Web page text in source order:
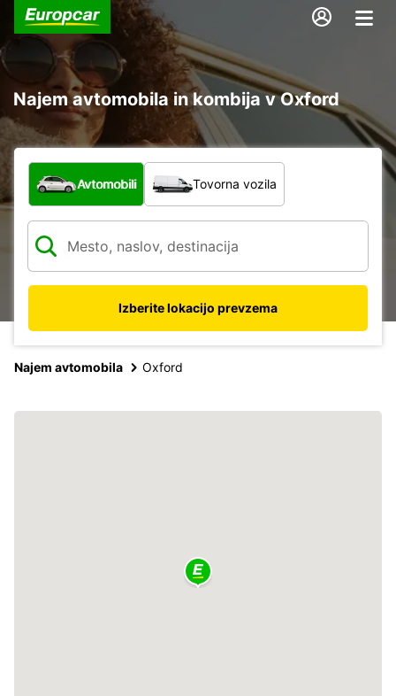
Najem avtomobila in kombija v Oxford
Katera vrsta vozila?
Avtomobili Tovorna vozila
Izberite lokacijo prevzema
Najem avtomobila Oxford